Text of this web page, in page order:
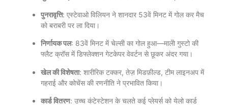
पुनरावृत्ति: एस्टेवाओ विलियन ने शानदार 53वें मिनट में गोल कर मैच
को बराबरी पर ला दिया।
निर्णायक पल: 83वें मिनट में चेल्सी का गोल हुआ—मालेो गुस्टो की
फ्लैट क्रॉस में डिफ्लेक्शन गेटकेपर वेवर्टन से छूकर अंदर गया।
खेल की विशेषता: शारीरिक टक्कर, तेज़ मिडफ़ील्ड, टीम लाइनअप में
गहराई और कोचेंस की रणनीति ने प्रभावित किया।
कार्ड वितरण: उच्च कंटेस्टेशन के चलते कई प्लेयर्स को येलो कार्ड